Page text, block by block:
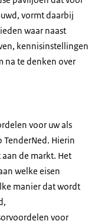
vormt daarbij
waar naast
kennisinstellingen
na te denken over
voor uw als
Hierin
de markt. Het
welke eisen
manier dat wordt
voor